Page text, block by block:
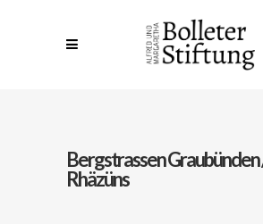
Bergstrassen Graubünden
Rhäzüns